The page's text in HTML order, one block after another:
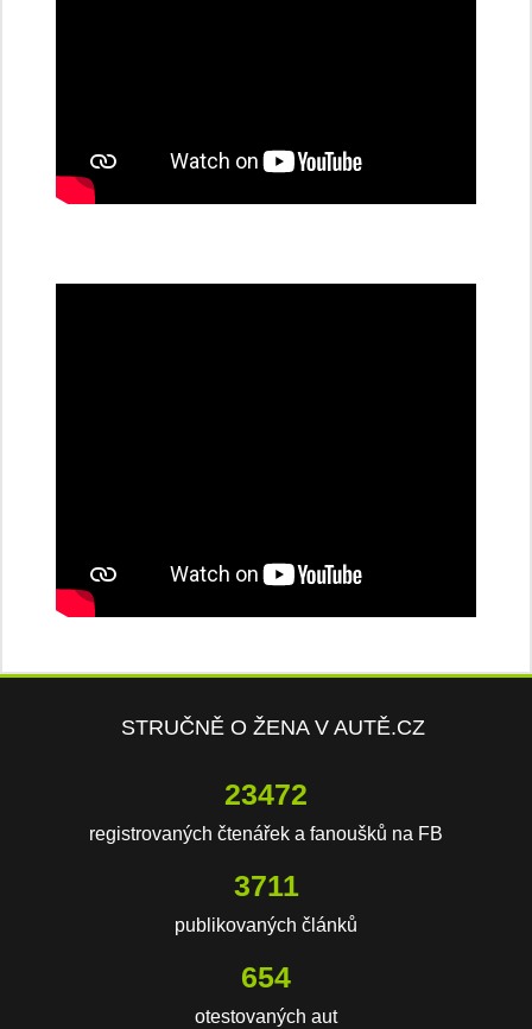
STRUČNĚ O ŽENA V AUTĚ.CZ
23472
registrovaných čtenářek a fanoušků na FB
3711
publikovaných článků
654
otestovaných aut